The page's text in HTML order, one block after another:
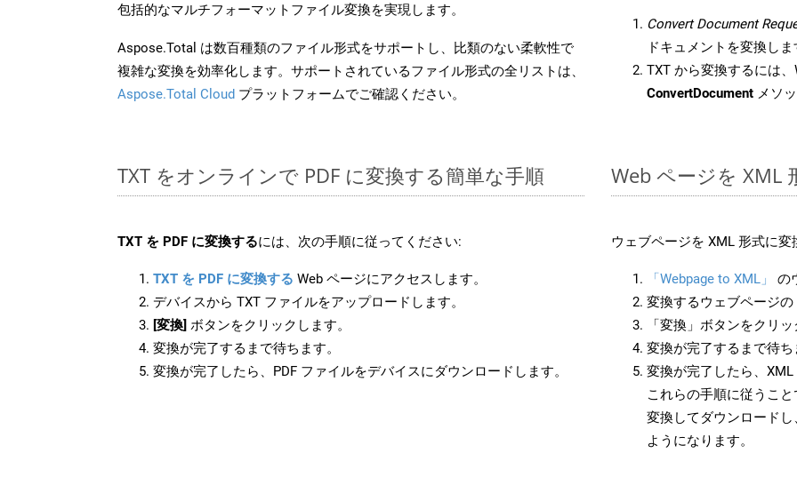
包括的なマルチフォーマットファイル変換を実現します。
Aspose.Total は数百種類のファイル形式をサポートし、比類のない柔軟性で
複雑な変換を効率化します。サポートされているファイル形式の全リストは、
Aspose.Total Cloud プラットフォームでご確認ください。
Convert Document
ドキュメントを変換しま
TXT から変換するには
ConvertDocument メソ
TXT をオンラインで PDF に変換する簡単な手順
TXT を PDF に変換するには、次の手順に従ってください:
TXT を PDF に変換する Web ページにアクセスします。
デバイスから TXT ファイルをアップロードします。
[変換] ボタンをクリックします。
変換が完了するまで待ちます。
変換が完了したら、PDF ファイルをデバイスにダウンロードします。
Web ページを XML
ウェブページを XML 形式に変
「Webpage to XML」
の
変換するウェブページの
「変換」ボタンをクリ
変換が完了するまで待ち
変換が完了したら、XML
これらの手順に従うこ
変換してダウンロード
ようになります。